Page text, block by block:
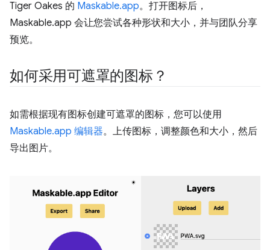
Tiger Oakes 的 Maskable.app。打开图标后，
Maskable.app 会让您尝试各种形状和大小，并与团队分享
预览。
如何采用可遮罩的图标？
如需根据现有图标创建可遮罩的图标，您可以使用
Maskable.app 编辑器。上传图标，调整颜色和大小，然后
导出图片。